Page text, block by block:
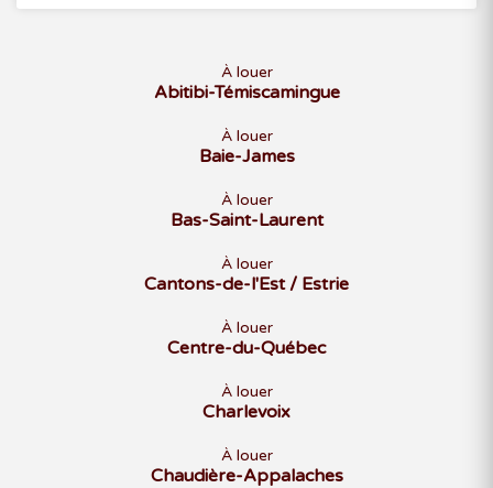
À louer
Abitibi-Témiscamingue
À louer
Baie-James
À louer
Bas-Saint-Laurent
À louer
Cantons-de-l'Est / Estrie
À louer
Centre-du-Québec
À louer
Charlevoix
À louer
Chaudière-Appalaches